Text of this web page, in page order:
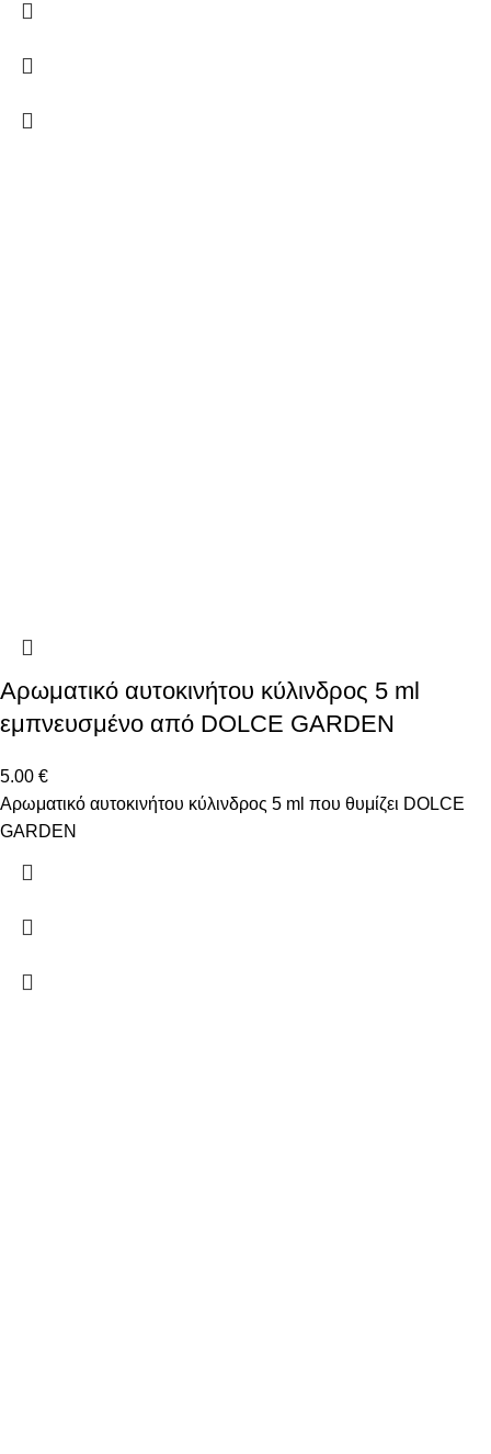
Αρωματικό αυτοκινήτου κύλινδρος 5 ml
εμπνευσμένο από DOLCE GARDEN
5.00 €
Αρωματικό αυτοκινήτου κύλινδρος 5 ml που θυμίζει DOLCE
GARDEN